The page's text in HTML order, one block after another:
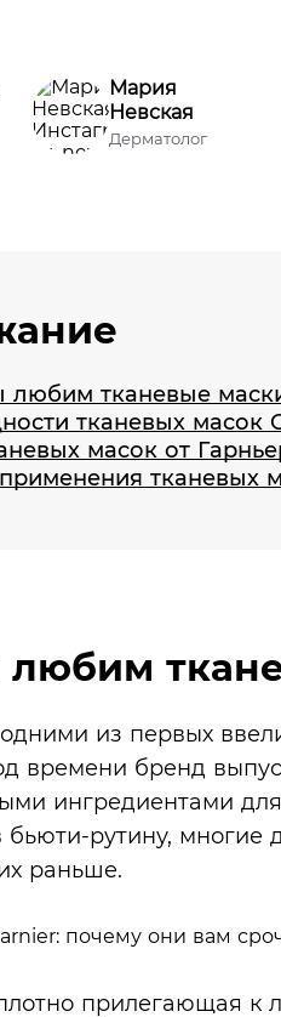
Мария
Невская
Дерматолог
любим тканевые
тканевых масок
масок от
тканевых
любим
из первых
времени бренд
ингредиентами
бьюти-рутину,
раньше.
прилегающая к